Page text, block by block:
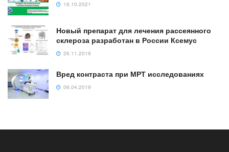
16.10.2021
Новый препарат для лечения рассеянного
склероза разработан в России Ксемус
26.11.2019
Вред контраста при МРТ исследованиях
06.04.2019